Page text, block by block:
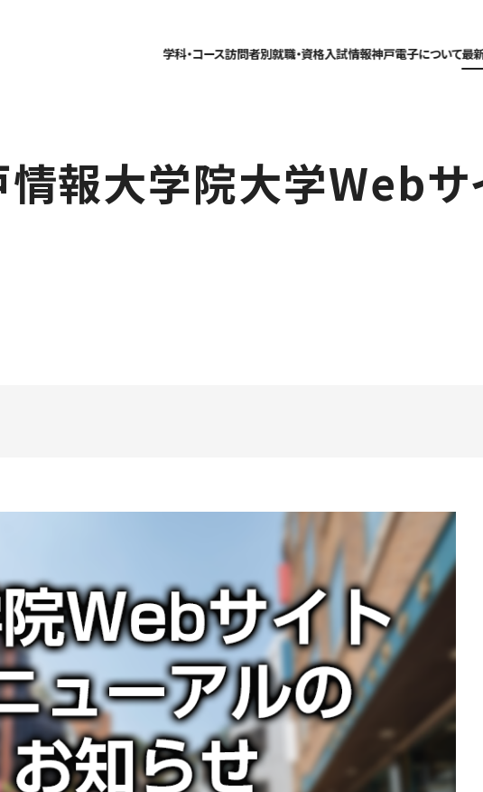
学科・コース訪問者別就職・資格入試情報神戸電子について最
情報大学院大学Webサ